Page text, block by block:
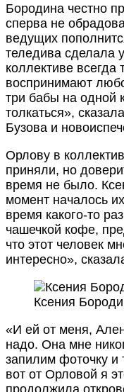
Бородина честно
сперва не
ведущих
теледива сделала
коллективе
воспринимают
три бабы на одной
толкаться»,
Бузова и
Орлову в
приняли, но
время не было.
момент началось
время какого-то
чашечкой кофе,
что этот человек
интересно»,
Ксения
«И ей от меня,
надо. Она мне
запилим фоточку
вот от Орловой я
продолжила